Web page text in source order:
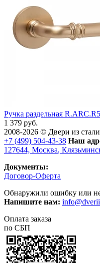
Ручка раздельная
1 379 руб.
2008-2026 © Двери из стали
+7 (499) 504-43-38 Наш
127644, Москва,
Документы:
Договор-Оферта
Обнаружили ошибку или
Напишите нам:
Оплата заказа
по СБП